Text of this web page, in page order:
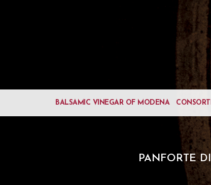
PANFORTE
BALSAMIC VINEGAR OF MODENA